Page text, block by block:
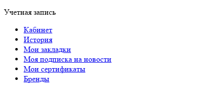
Учетная запись
Кабинет
История
Мои закладки
Моя подписка на новости
Мои сертификаты
Бренды